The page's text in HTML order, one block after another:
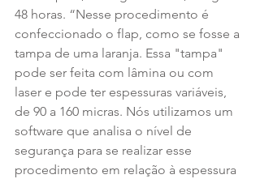
48 horas. “Nesse procedimento é
confeccionado o flap, como se fosse a
tampa de uma laranja. Essa "tampa"
pode ser feita com lâmina ou com
laser e pode ter espessuras variáveis,
de 90 a 160 micras. Nós utilizamos um
software que analisa o nível de
segurança para se realizar esse
procedimento em relação à espessura